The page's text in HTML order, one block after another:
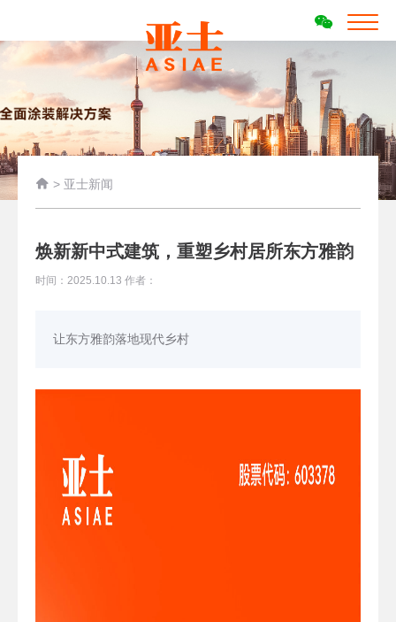
 > 亚士新闻
焕新新中式建筑，重塑乡村居所东方雅韵
时间：2025.10.13 作者：
让东方雅韵落地现代乡村